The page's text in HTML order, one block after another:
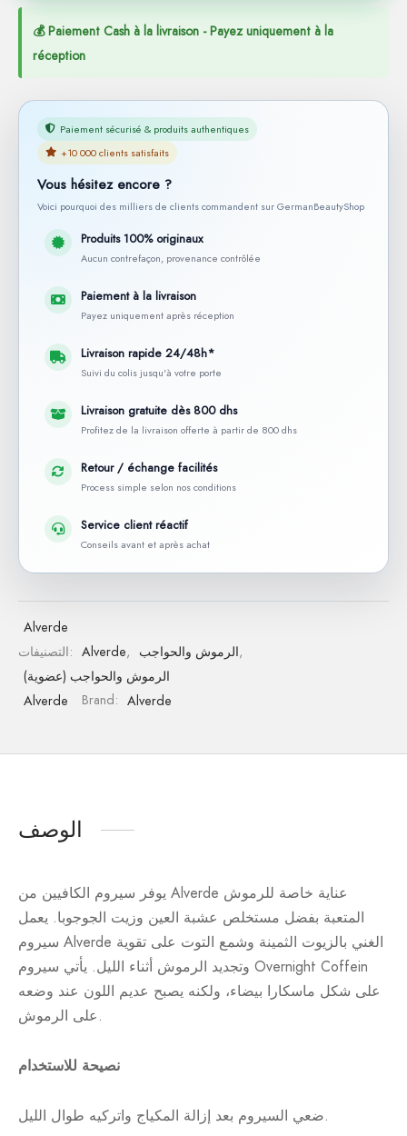
💰 Paiement Cash à la livraison - Payez uniquement à la
réception
Paiement sécurisé & produits authentiques
+10 000 clients satisfaits
Vous hésitez encore ?
Voici pourquoi des milliers de clients commandent sur GermanBeautyShop
Produits 100% originaux
Aucun contrefaçon, provenance contrôlée
Paiement à la livraison
Payez uniquement après réception
Livraison rapide 24/48h*
Suivi du colis jusqu'à votre porte
Livraison gratuite dès 800 dhs
Profitez de la livraison offerte à partir de 800 dhs
Retour / échange facilités
Process simple selon nos conditions
Service client réactif
Conseils avant et après achat
Alverde
التصنيفات: Alverde, الرموش والحواجب,
الرموش والحواجب (عضوية)
Alverde
Brand: Alverde
الوصف
يوفر سيروم الكافيين من Alverde عناية خاصة للرموش
المتعبة بفضل مستخلص عشبة العين وزيت الجوجوبا. يعمل
سيروم Alverde الغني بالزيوت الثمينة وشمع التوت على تقوية
وتجديد الرموش أثناء الليل. يأتي سيروم Overnight Coffein
على شكل ماسكارا بيضاء، ولكنه يصبح عديم اللون عند وضعه
على الرموش.
نصيحة للاستخدام
ضعي السيروم بعد إزالة المكياج واتركيه طوال الليل.